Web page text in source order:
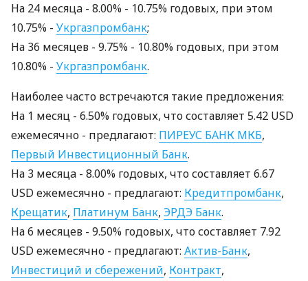
На 24 месяцa - 8.00% - 10.75% годовых, при этом
10.75% - Укргазпромбанк;
На 36 месяцев - 9.75% - 10.80% годовых, при этом
10.80% - Укргазпромбанк.
Наиболее часто встречаются такие предложения:
На 1 месяц - 6.50% годовых, что составляет 5.42 USD
ежемесячно - предлагают: ПИРЕУС БАНК МКБ,
Первый Инвестиционный Банк.
На 3 месяцa - 8.00% годовых, что составляет 6.67
USD ежемесячно - предлагают: Кредитпромбанк,
Крещатик, Платинум Банк, ЭРДЭ Банк.
На 6 месяцев - 9.50% годовых, что составляет 7.92
USD ежемесячно - предлагают: Актив-Банк,
Инвестиций и сбережений, Контракт,